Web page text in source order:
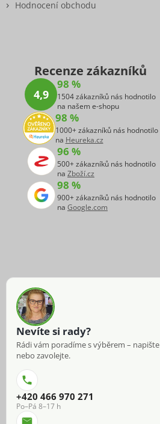
Hodnocení obchodu
Recenze zákazníků
4,9
98 %
1504 zákazníků nás hodnotilo
na našem e-shopu
98 %
1000+ zákazníků nás hodnotilo
na Heureka.cz
96 %
500+ zákazníků nás hodnotilo
na Zboží.cz
98 %
900+ zákazníků nás hodnotilo
na Google.com
Nevíte si rady?
Rádi vám poradíme s výběrem – napište
nebo zavolejte.
+420 466 970 271
Po–Pá 8–17 h